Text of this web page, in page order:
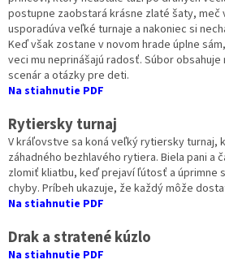
postupne zaobstará krásne zlaté šaty, meč
usporadúva veľké turnaje a nakoniec si
Keď však zostane v novom hrade úplne
veci mu neprinášajú radosť. Súbor
scenár a otázky pre deti.
Na stiahnutie PDF
Rytiersky turnaj
V kráľovstve sa koná veľký rytiersky turnaj,
záhadného bezhlavého rytiera. Biela pani a
zlomiť kliatbu, keď prejaví ľútosť a úprimne
chyby. Príbeh ukazuje, že každý môže
Na stiahnutie PDF
Drak a stratené kúzlo
Na stiahnutie PDF